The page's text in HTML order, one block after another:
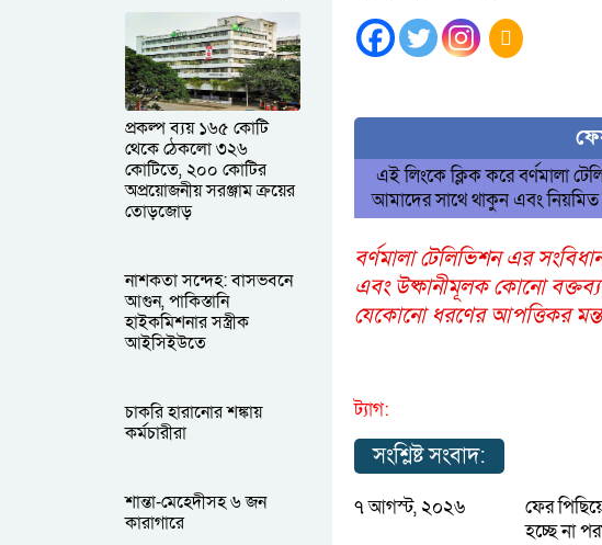
প্রকল্প ব্যয় ১৬৫ কোটি
থেকে ঠেকলো ৩২৬
কোটিতে, ২০০ কোটির
অপ্রয়োজনীয় সরঞ্জাম ক্রয়ের
তোড়জোড়
নাশকতা সন্দেহ: বাসভবনে
আগুন, পাকিস্তানি
হাইকমিশনার সস্ত্রীক
আইসিইউতে
চাকরি হারানোর শঙ্কায়
কর্মচারীরা
শান্তা-মেহেদীসহ ৬ জন
কারাগারে
এই লিংকে ক্লিক করে বর্ণমালা
আমাদের সাথে থাকুন এবং
বর্ণমালা টেলিভিশন এর
এবং উষ্কানীমূলক কোনো
যেকোনো ধরণের আপত্তিকর
ট্যাগ:
সংশ্লিষ্ট সংবাদ:
৭ আগস্ট, ২০২৬
ফের
হচ্ছে না